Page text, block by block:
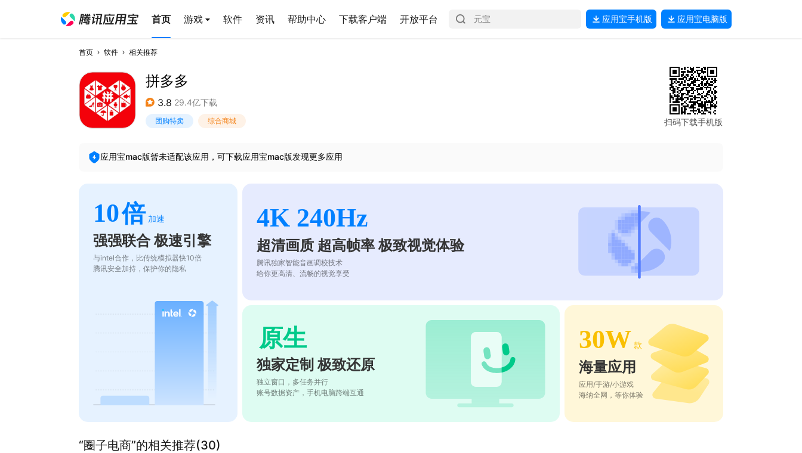
首页 游戏 软件 资讯 帮助中心 下载客户端 开放平台 应用宝手机版 应用宝电脑版
首页 软件 相关推荐
拼多多
3.8 29.4亿下载
团购特卖 综合商城 扫码下载手机版
应用宝mac版暂未适配该应用，可下载应用宝mac版发现更多应用
10倍 加速
强强联合 极速引擎
与intel合作，比传统模拟器快10倍
腾讯安全加持，保护你的隐私
4K 240Hz
超清画质 超高帧率 极致视觉体验
腾讯独家智能音画调校技术
给你更高清、流畅的视觉享受
原生
独家定制 极致还原
独立窗口，多任务并行
账号数据资产，手机电脑跨端互通
30W 款
海量应用
应用/手游/小游戏
海纳全网，等你体验
“圈子电商”的相关推荐(30)